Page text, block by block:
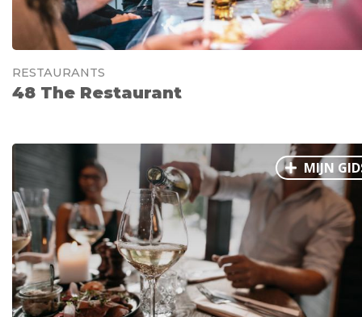
RESTAURANTS
48 The Restaurant
MIJN